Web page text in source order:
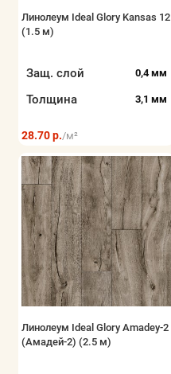
Линолеум Ideal Glory Kansas 12
(1.5 м)
Защ. слой 0,4 мм
Толщина 3,1 мм
28.70 р./м²
Линолеум Ideal Glory Amadey-2
(Амадей-2) (2.5 м)